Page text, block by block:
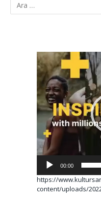
Video
oynatıcı
00:00
https://
content/uploads/